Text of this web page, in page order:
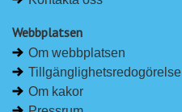
Webbplatsen
Om webbplatsen
Tillgänglighetsredogörelse
Om kakor